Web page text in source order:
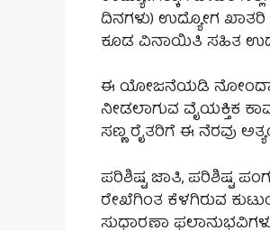
ದಿನಗಳು) ಉದ್ಯೋಗ ಖಾತರಿ
ಕೂಡ ವಿನಾಯಿತಿ ಸಹಿತ
ಈ ಯೋಜನೆಯಡಿ ನೋಂದಾಯಿತ
ನೀಡಲಾಗುವ ವೈಯಕ್ತಿಕ
ಸಣ್ಣ ರೈತರಿಗೆ ಈ ನೆರವು
ಪರಿಶಿಷ್ಟ ಜಾತಿ, ಪರಿಶಿಷ್ಟ
ರೇಖೆಗಿಂತ ಕೆಳಗಿರುವ
ಸುಧಾರಣಾ